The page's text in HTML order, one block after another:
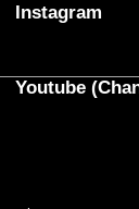
cookie. S cieľom
Instagram
Youtube